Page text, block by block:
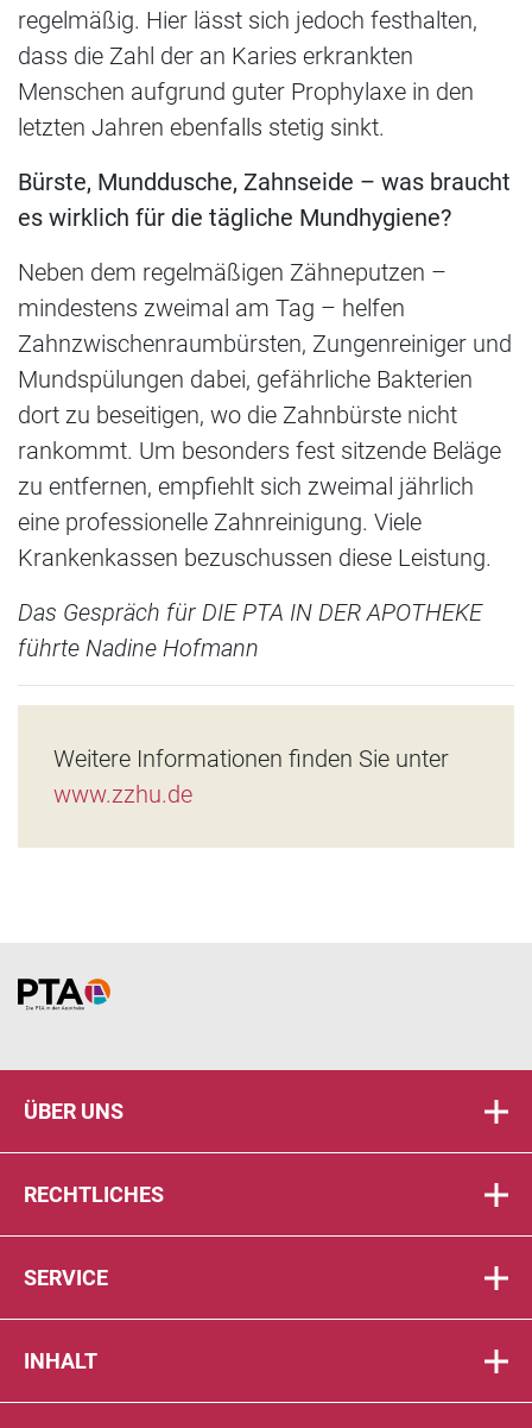
regelmäßig. Hier lässt sich jedoch festhalten,
dass die Zahl der an Karies erkrankten
Menschen aufgrund guter Prophylaxe in den
letzten Jahren ebenfalls stetig sinkt.
Bürste, Munddusche, Zahnseide – was braucht
es wirklich für die tägliche Mundhygiene?
Neben dem regelmäßigen Zähneputzen –
mindestens zweimal am Tag – helfen
Zahnzwischenraumbürsten, Zungenreiniger und
Mundspülungen dabei, gefährliche Bakterien
dort zu beseitigen, wo die Zahnbürste nicht
rankommt. Um besonders fest sitzende Beläge
zu entfernen, empfiehlt sich zweimal jährlich
eine professionelle Zahnreinigung. Viele
Krankenkassen bezuschussen diese Leistung.
Das Gespräch für DIE PTA IN DER APOTHEKE
führte Nadine Hofmann
Weitere Informationen finden Sie unter
www.zzhu.de
Home
ÜBER UNS
RECHTLICHES
SERVICE
INHALT